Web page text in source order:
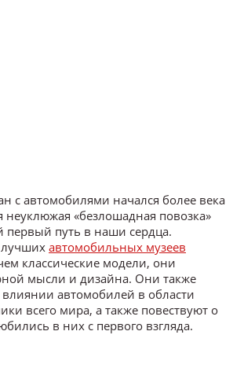
с автомобилями начался более века
неуклюжая «безлошадная повозка»
первый путь в наши сердца.
автомобильных музеев
классические модели, они
мысли и дизайна. Они также
автомобилей в области
всего мира, а также повествуют о
в них с первого взгляда.